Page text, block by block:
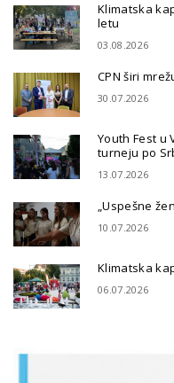
Klimatska
letu
03.08.2026
CPN širi
30.07.2026
Youth Fest u
turneju po
13.07.2026
„Uspešne
10.07.2026
Klimatska
06.07.2026